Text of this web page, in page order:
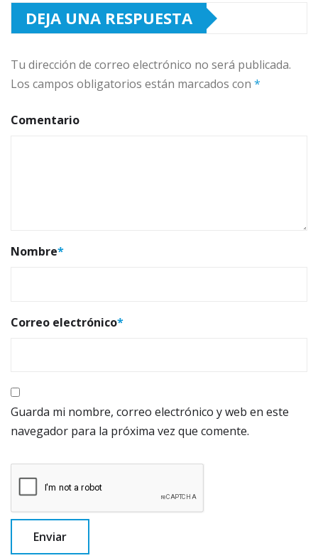
DEJA UNA RESPUESTA
Tu dirección de correo electrónico no será publicada.
Los campos obligatorios están marcados con *
Comentario
Nombre*
Correo electrónico*
Guarda mi nombre, correo electrónico y web en este
navegador para la próxima vez que comente.